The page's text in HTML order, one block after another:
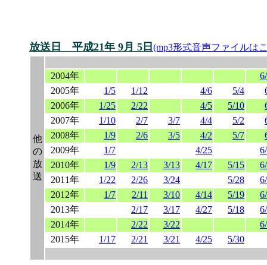
放送日 平成21年 9月 5日 (mp3形式音声ファイルは
他
の
放
送
2004年
2005年
1/5 1/12 4/6 5/4
2006年
1/25 2/22 4/5 5/10
2007年
1/10 2/7 3/7 4/4 5/2
2008年
1/9 2/6 3/5 4/2 5/7
2009年
1/7 4/25
2010年
1/9 2/13 3/13 4/17 5/15
2011年
1/22 2/26 3/24 5/28
2012年
1/7 2/11 3/10 4/14 5/19
2013年
2/17 3/17 4/27 5/18
2014年
2/22 3/22
2015年
1/17 2/21 3/21 4/25 5/30